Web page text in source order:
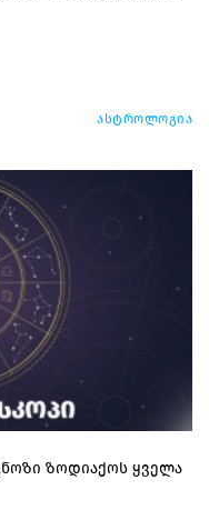
ასტროლოგია
ზოდიაქოს ყველა